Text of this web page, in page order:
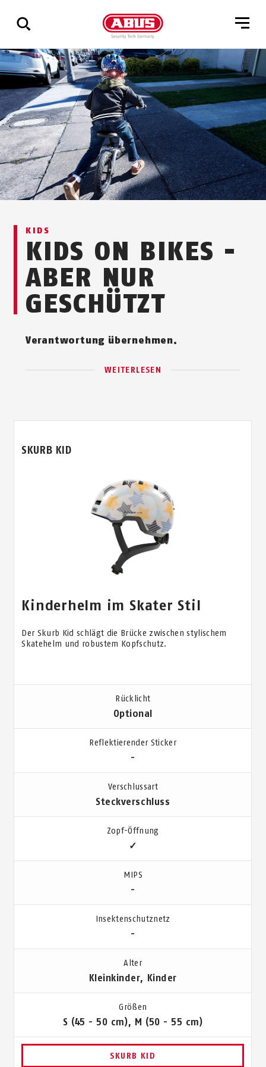
Zeige
alle
Ergebnisse
KIDS
KIDS ON BIKES -
ABER NUR
GESCHÜTZT
Verantwortung übernehmen.
WEITERLESEN
SKURB KID
Kinderhelm im Skater Stil
Der Skurb Kid schlägt die Brücke zwischen stylischem
Skatehelm und robustem Kopfschutz.
Rücklicht
Optional
Reflektierender Sticker
-
Verschlussart
Steckverschluss
Zopf-Öffnung
✓
MIPS
-
Insektenschutznetz
-
Alter
Kleinkinder, Kinder
Größen
S (45 - 50 cm), M (50 - 55 cm)
SKURB KID